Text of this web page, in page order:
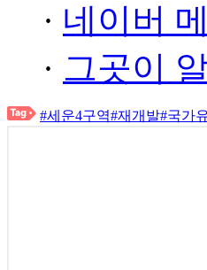
· 네이버
· 그곳이
#세운4구역#재개발#국가